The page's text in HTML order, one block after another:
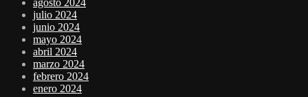
agosto 2024
julio 2024
junio 2024
mayo 2024
abril 2024
marzo 2024
febrero 2024
enero 2024